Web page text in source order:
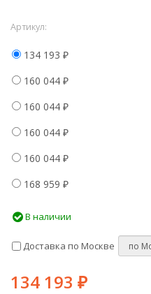
Артикул:
134 193 ₽
160 044 ₽
160 044 ₽
160 044 ₽
160 044 ₽
168 959 ₽
В наличии
Доставка по Москве
134 193 ₽